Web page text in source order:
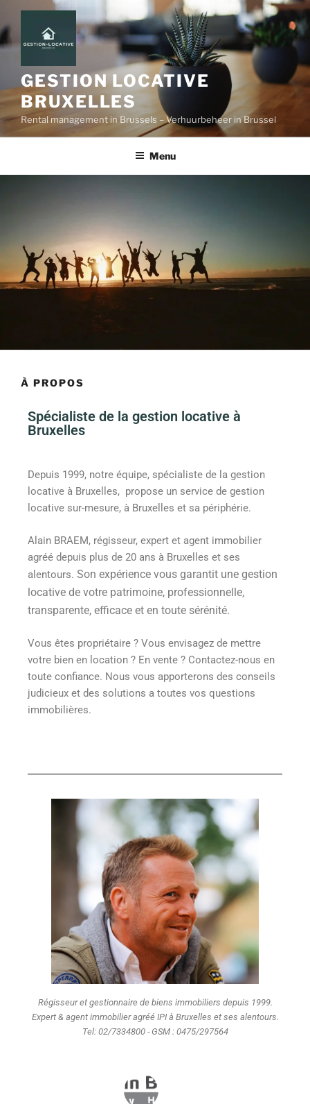
GESTION LOCATIVE
BRUXELLES
Rental management in Brussels – Verhuurbeheer in Brussel
Menu
À PROPOS
Spécialiste de la gestion locative à
Bruxelles
Depuis 1999, notre équipe, spécialiste de la gestion
locative à Bruxelles, propose un service de gestion
locative sur-mesure, à Bruxelles et sa périphérie.
Alain BRAEM, régisseur, expert et agent immobilier
agréé depuis plus de 20 ans à Bruxelles et ses
alentours. Son expérience vous garantit une gestion
locative de votre patrimoine, professionnelle,
transparente, efficace et en toute sérénité.
Vous êtes propriétaire ? Vous envisagez de mettre
votre bien en location ? En vente ? Contactez-nous en
toute confiance. Nous vous apporterons des conseils
judicieux et des solutions a toutes vos questions
immobilières.
Régisseur et gestionnaire de biens immobiliers depuis 1999.
Expert & agent immobilier agréé IPI à Bruxelles et ses alentours.
Tel: 02/7334800 - GSM : 0475/297564